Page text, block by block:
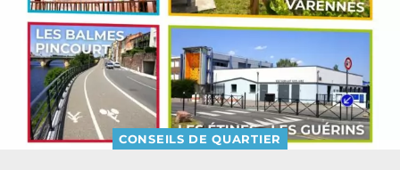
CONSEILS DE QUARTIER